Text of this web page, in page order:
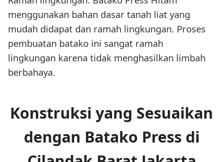
menggunakan bahan dasar tanah liat yang
mudah didapat dan ramah lingkungan. Proses
pembuatan batako ini sangat ramah
lingkungan karena tidak menghasilkan limbah
berbahaya.
Konstruksi yang Sesuaikan
dengan Batako Press di